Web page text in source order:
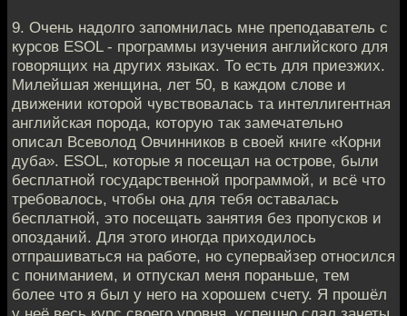
9. Очень надолго запомнилась мне преподаватель с
курсов ESOL - программы изучения английского для
говорящих на других языках. То есть для приезжих.
Милейшая женщина, лет 50, в каждом слове и
движении которой чувствовалась та интеллигентная
английская порода, которую так замечательно
описал Всеволод Овчинников в своей книге «Корни
дуба». ESOL, которые я посещал на острове, были
бесплатной государственной программой, и всё что
требовалось, чтобы она для тебя оставалась
бесплатной, это посещать занятия без пропусков и
опозданий. Для этого иногда приходилось
отпрашиваться на работе, но супервайзер относился
с пониманием, и отпускал меня пораньше, тем
более что я был у него на хорошем счету. Я прошёл